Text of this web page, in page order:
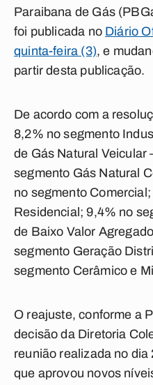
Paraibana de Gás
foi publicada no Diário
quinta-feira (3), e
partir desta publicação.
De acordo com a
8,2% no segmento
de Gás Natural Veicular
segmento Gás Natural
no segmento
Residencial; 9,4% no
de Baixo Valor
segmento Geração
segmento Cerâmico e
O reajuste, conforme a
decisão da Diretoria
reunião realizada no dia
que aprovou novos